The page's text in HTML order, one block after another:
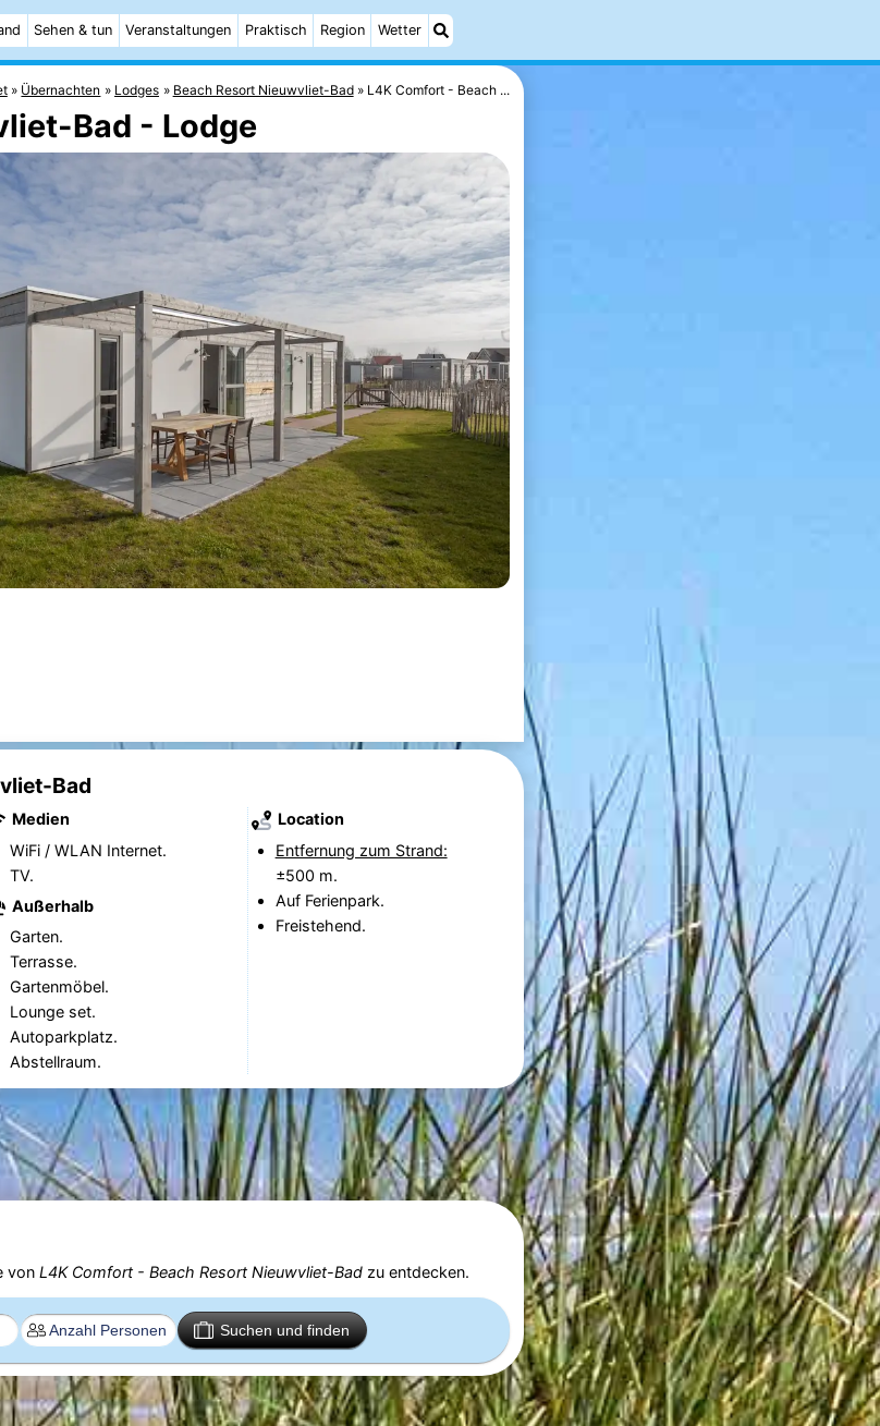
Sehen & tun Veranstaltungen Praktisch Region Wetter
Übernachten Lodges Beach Resort Nieuwvliet-Bad L4K Comfort - Beach ...
Bad - Lodge
Bad
Medien
WiFi / WLAN Internet.
TV.
Außerhalb
Garten.
Terrasse.
Gartenmöbel.
Lounge set.
Autoparkplatz.
Abstellraum.
Location
Entfernung zum Strand:
±500 m.
Auf Ferienpark.
Freistehend.
von L4K Comfort - Beach Resort Nieuwvliet-Badzu entdecken.
Suchen und finden